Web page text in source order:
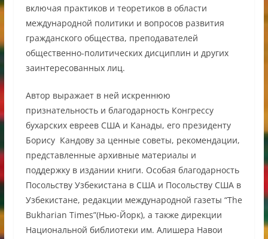
включая практиков и теоретиков в области
международной политики и вопросов развития
гражданского общества, преподавателей
общественно-политических дисциплин и других
заинтересованных лиц.
Автор выражает в ней искреннюю
признательность и благодарность Конгрессу
бухарских евреев США и Канады, его президенту
Борису Кандову за ценные советы, рекомендации,
представленные архивные материалы и
поддержку в издании книги. Особая благодарность
Посольству Узбекистана в США и Посольству США в
Узбекистане, редакции международной газеты “The
Bukharian Times”(Нью-Йорк), а также дирекции
Национальной библиотеки им. Алишера Навои